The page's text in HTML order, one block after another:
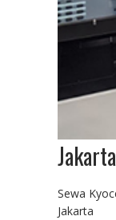
Sewa
Jakarta